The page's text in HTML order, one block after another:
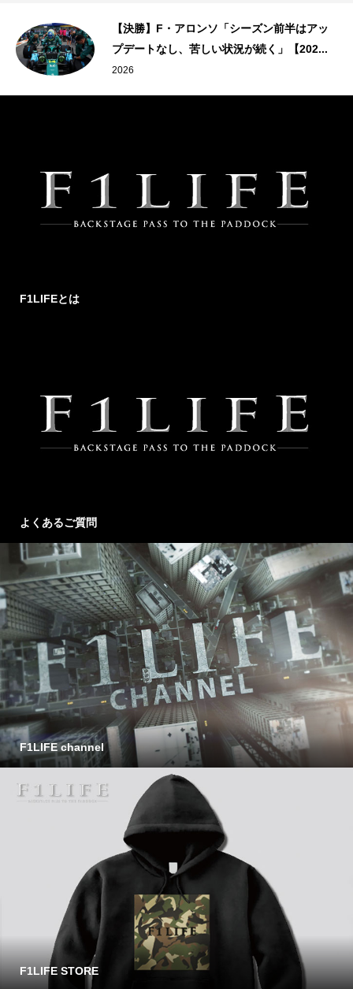
【決勝】F・アロンソ「シーズン前半はアッ
プデートなし、苦しい状況が続く」【202...
2026
F1LIFEとは
よくあるご質問
F1LIFE channel
F1LIFE STORE